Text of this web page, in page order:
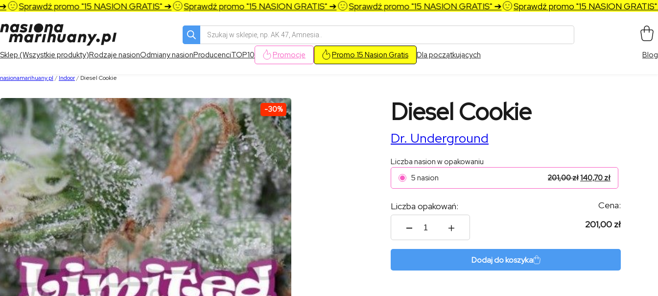
Sprawdź promo "15 NASION GRATIS" ➔ Sprawdź promo "15 NASION GRATIS" ➔ Sprawdź promo "15 NASION GRATIS" ➔ Sprawdź promo "15 NASION GRATIS" ➔
Wyszukiwarka
produktów
Sklep (Wszystkie produkty)Rodzaje nasionOdmiany nasionProducenciTOP10 Promocje Promo 15 Nasion Gratis Dla początkujących Blog
nasionamarihuany.pl / Indoor/ Diesel Cookie
-30% Diesel Cookie
Dr. Underground
Liczba nasion w opakowaniu
5 nasion
201,00zł140,70 zł
Liczba opakowań:
ilość
Diesel
Cookie
Cena:
201,00 zł
Dodaj do koszyka